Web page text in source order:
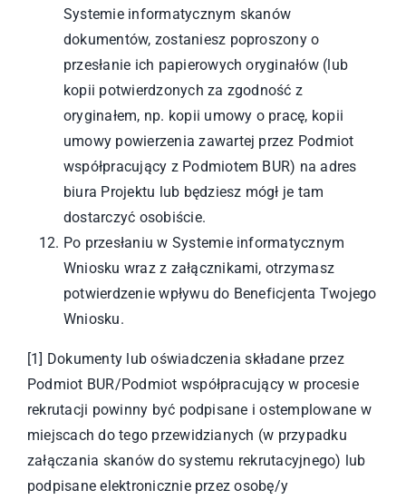
Systemie informatycznym skanów
dokumentów, zostaniesz poproszony o
przesłanie ich papierowych oryginałów (lub
kopii potwierdzonych za zgodność z
oryginałem, np. kopii umowy o pracę, kopii
umowy powierzenia zawartej przez Podmiot
współpracujący z Podmiotem BUR) na adres
biura Projektu lub będziesz mógł je tam
dostarczyć osobiście.
Po przesłaniu w Systemie informatycznym
Wniosku wraz z załącznikami, otrzymasz
potwierdzenie wpływu do Beneficjenta Twojego
Wniosku.
[1] Dokumenty lub oświadczenia składane przez
Podmiot BUR/Podmiot współpracujący w procesie
rekrutacji powinny być podpisane i ostemplowane w
miejscach do tego przewidzianych (w przypadku
załączania skanów do systemu rekrutacyjnego) lub
podpisane elektronicznie przez osobę/y